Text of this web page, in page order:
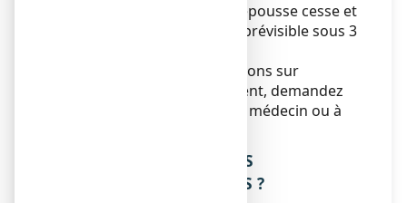
A l’arrêt du traitement, la repousse cesse et
un retour à l’état initial est prévisible sous 3
Si vous avez d’autres questions sur
l’utilisation de ce médicament, demandez
plus d’informations à votre médecin ou à
4. QUELS SONT LES EFFETS
INDESIRABLES EVENTUELS ?